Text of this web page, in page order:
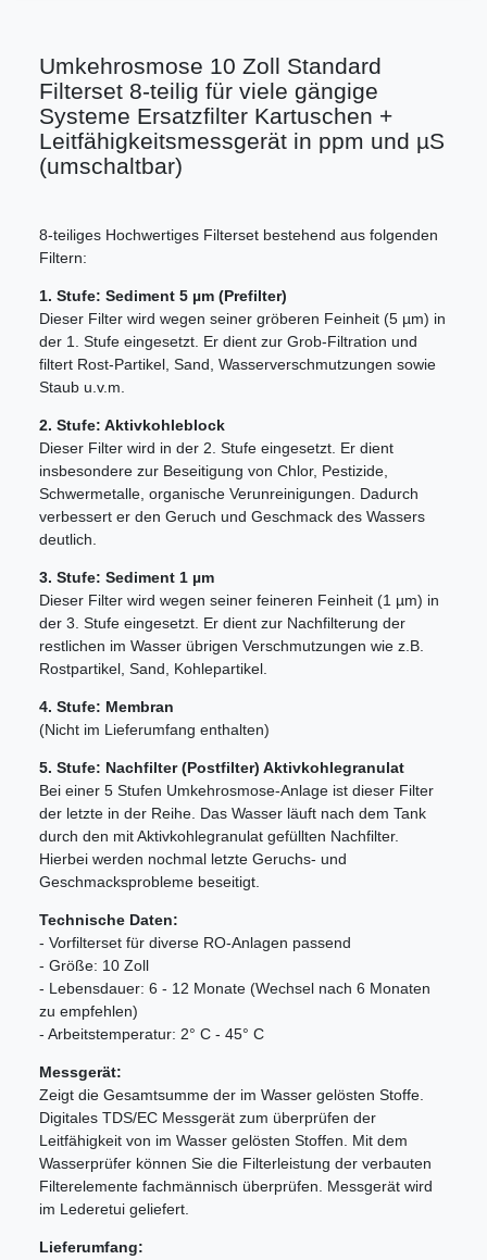
Umkehrosmose 10 Zoll Standard
Filterset 8-teilig für viele gängige
Systeme Ersatzfilter Kartuschen +
Leitfähigkeitsmessgerät in ppm und µS
(umschaltbar)
8-teiliges Hochwertiges Filterset bestehend aus folgenden
Filtern:
1. Stufe: Sediment 5 µm (Prefilter)
Dieser Filter wird wegen seiner gröberen Feinheit (5 µm) in
der 1. Stufe eingesetzt. Er dient zur Grob-Filtration und
filtert Rost-Partikel, Sand, Wasserverschmutzungen sowie
Staub u.v.m.
2. Stufe: Aktivkohleblock
Dieser Filter wird in der 2. Stufe eingesetzt. Er dient
insbesondere zur Beseitigung von Chlor, Pestizide,
Schwermetalle, organische Verunreinigungen. Dadurch
verbessert er den Geruch und Geschmack des Wassers
deutlich.
3. Stufe: Sediment 1 µm
Dieser Filter wird wegen seiner feineren Feinheit (1 µm) in
der 3. Stufe eingesetzt. Er dient zur Nachfilterung der
restlichen im Wasser übrigen Verschmutzungen wie z.B.
Rostpartikel, Sand, Kohlepartikel.
4. Stufe: Membran
(Nicht im Lieferumfang enthalten)
5. Stufe: Nachfilter (Postfilter) Aktivkohlegranulat
Bei einer 5 Stufen Umkehrosmose-Anlage ist dieser Filter
der letzte in der Reihe. Das Wasser läuft nach dem Tank
durch den mit Aktivkohlegranulat gefüllten Nachfilter.
Hierbei werden nochmal letzte Geruchs- und
Geschmacksprobleme beseitigt.
Technische Daten:
- Vorfilterset für diverse RO-Anlagen passend
- Größe: 10 Zoll
- Lebensdauer: 6 - 12 Monate (Wechsel nach 6 Monaten
zu empfehlen)
- Arbeitstemperatur: 2° C - 45° C
Messgerät:
Zeigt die Gesamtsumme der im Wasser gelösten Stoffe.
Digitales TDS/EC Messgerät zum überprüfen der
Leitfähigkeit von im Wasser gelösten Stoffen. Mit dem
Wasserprüfer können Sie die Filterleistung der verbauten
Filterelemente fachmännisch überprüfen. Messgerät wird
im Lederetui geliefert.
Lieferumfang: